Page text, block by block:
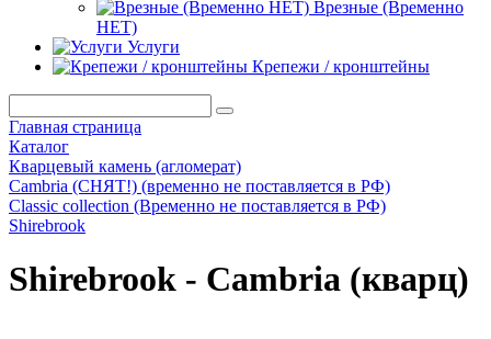
Врезные (Временно
НЕТ)
Услуги
Крепежи / кронштейны
Главная страница
Каталог
Кварцевый камень (агломерат)
Cambria (СНЯТ!) (временно не поставляется в РФ)
Classic collection (Временно не поставляется в РФ)
Shirebrook
Shirebrook - Cambria (кварц)